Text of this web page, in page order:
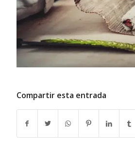
Compartir esta entrada